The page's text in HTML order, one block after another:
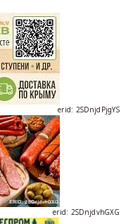
erid: 2SDnjdPjgYS
erid: 2SDnjdvhGXG